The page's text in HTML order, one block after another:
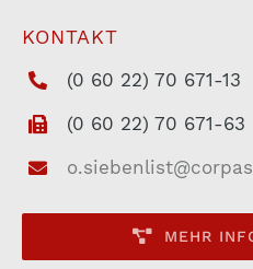
KONTAKT
(0 60 22) 70 671-13
(0 60 22) 70 671-63
MEHR